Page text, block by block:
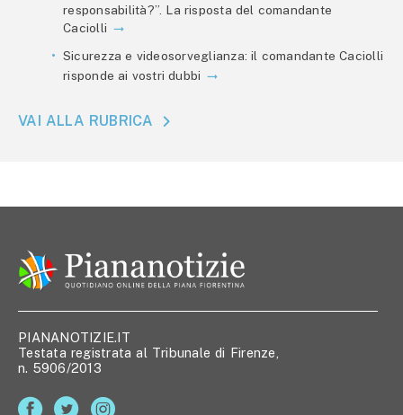
responsabilità?”. La risposta del comandante
Caciolli
Sicurezza e videosorveglianza: il comandante Caciolli
risponde ai vostri dubbi
VAI ALLA RUBRICA
PIANANOTIZIE.IT
Testata registrata al Tribunale di Firenze,
n. 5906/2013